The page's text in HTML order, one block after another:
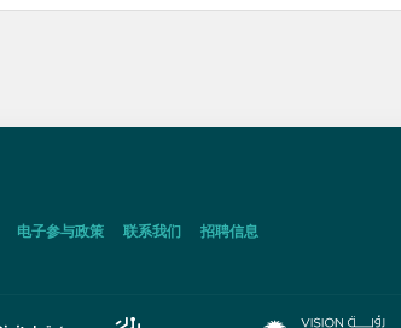
电子参与政策 联系我们 招聘信息